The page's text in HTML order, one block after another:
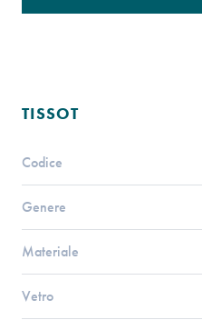
TISSOT
Codice
Genere
Materiale
Vetro